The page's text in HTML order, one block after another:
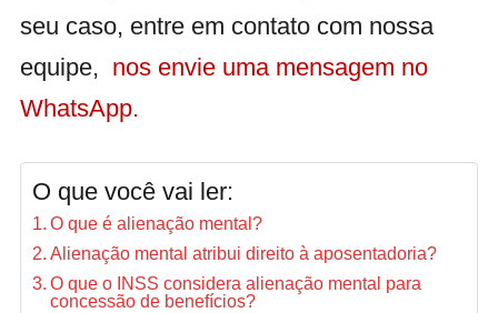
seu caso, entre em contato com nossa
equipe, nos envie uma mensagem no
WhatsApp.
O que você vai ler:
O que é alienação mental?
Alienação mental atribui direito à aposentadoria?
O que o INSS considera alienação mental para
concessão de benefícios?